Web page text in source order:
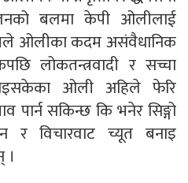
बलमा केपी ओलीलाई
ओलीका कदम असंवैधानिक
लोकतन्त्रवादी र सच्चा
ओली अहिले फेरि
पार्न सकिन्छ कि भनेर सिङ्गो
र विचारवाट च्यूत बनाइ